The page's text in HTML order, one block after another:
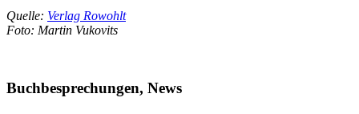
Quelle: Verlag Rowohlt
Foto: Martin Vukovits
Buchbesprechungen, News